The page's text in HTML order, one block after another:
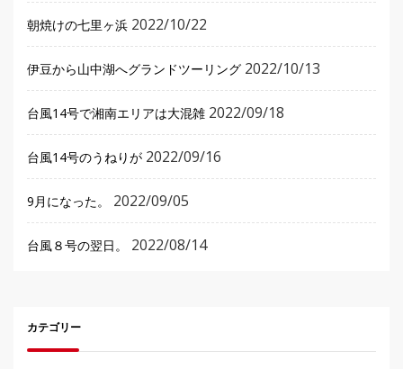
朝焼けの七里ヶ浜 2022/10/22
伊豆から山中湖へグランドツーリング 2022/10/13
台風14号で湘南エリアは大混雑 2022/09/18
台風14号のうねりが 2022/09/16
9月になった。 2022/09/05
台風８号の翌日。 2022/08/14
カテゴリー